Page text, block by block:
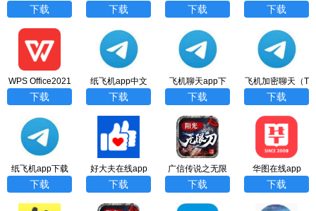
（原易直播）
下载 下载
p
下载
版app
下载
WPS Office2021
高级版APP
下载
纸飞机app中文
版下载
下载
飞机聊天app下
载
下载
飞机加密聊天（T
elegram）app下
下载
纸飞机app下载
下载
好大夫在线app
下载
广信传说之无限
攻速app
下载
华图在线app
下载